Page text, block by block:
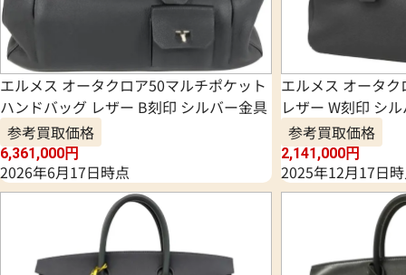
エルメス オータクロア50マルチポケット
ハンドバッグ レザー B刻印 シルバー金具
参考買取価格
6,361,000円
2026年6月17日時点
エルメス オータ
レザー W刻印 シ
参考買取価格
2,141,000円
2025年12月17日